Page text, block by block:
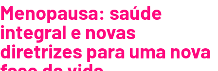
Menopausa: saúde
integral e novas
diretrizes para uma nova